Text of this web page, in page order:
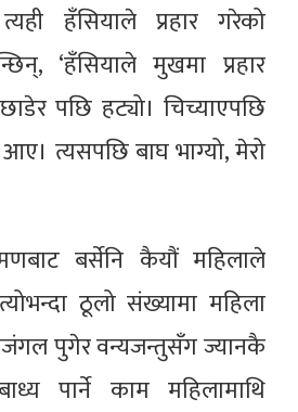
हँसियाले प्रहार गरेको
‘हँसियाले मुखमा प्रहार
पछि हट्यो। चिच्याएपछि
त्यसपछि बाघ भाग्यो, मेरो
बर्सेनि कैयौं महिलाले
ठूलो संख्यामा महिला
पुगेर वन्यजन्तुसँग ज्यानकै
पार्ने काम महिलामाथि